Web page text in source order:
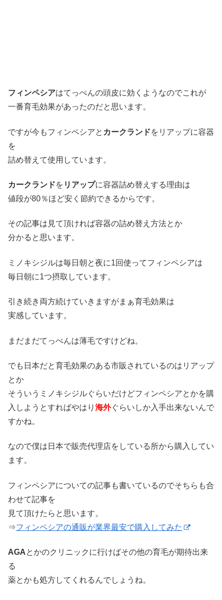
フィンペシアはてっぺんの頭皮に効くようなのでこれが
一番育毛効果があったのだと思います。
ですが今もフィンペシアと カークランドをリアップに容器
を
詰め替えて使用しています。
カークランドを リアップに容器詰め替えする理由は
値段が80％ほど安く節約できるからです。
その記事は見て頂ければ容器の詰め替え方法とか
分かると思います。
ミノキシジルは毎日朝と夜に1回使ってフィンペシアは
毎日朝に1つ摂取しています。
引き続き両方続けていきますがまぁ育毛効果は
実感しています。
まだまだてっぺんは薄毛ですけどね。
でも日本だと育毛効果のある市販されているのはリアップ
とか
そういうミノキシジルぐらいだけどフィンペシアとかを購
入しようとすればやはり 海外ぐらいしか入手出来ないんで
すかね。
なので僕は日本で販売代理店をしている所から購入してい
ます。
フィンペシアについての記事も書いているのでそちらも合
わせて記事を
見て頂けたらと思います。
⇒フィンペシアの通販が業界最安で購入してみた
AGAとかのクリニックに行けばその他の育毛が期待出来
る
薬とかも処方してくれるんでしょうね。